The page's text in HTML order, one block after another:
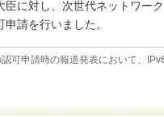
臣に対し、次世代ネットワー
請を行いました。
可申請時の報道発表において、